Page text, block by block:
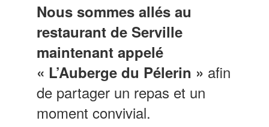
Nous sommes allés au
restaurant de Serville
maintenant appelé
« L’Auberge du Pélerin » afin
de partager un repas et un
moment convivial.